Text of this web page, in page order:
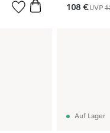
108 €UVP
Auf Lager